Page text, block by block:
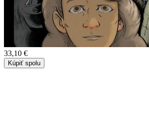
33,10 €
Kúpiť spolu